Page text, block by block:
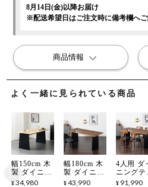
よく一緒に見られている商品
幅150cm 木
製 ダイニン
グテーブル
¥ 34,980
幅180cm 木
製 ダイニン
グテーブル
¥43,990
4人用 ダ
ニングテ
ブルセッ
¥ 91,990
8月14日(金)以降お届け
※配送希望日はご注文時に備考欄へご
商品情報